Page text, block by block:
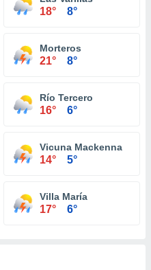
18° 8°
Morteros
21° 8°
Río Tercero
16° 6°
Vicuna Mackenna
14° 5°
Villa María
17° 6°